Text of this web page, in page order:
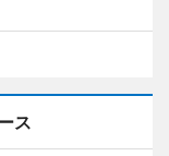
ス